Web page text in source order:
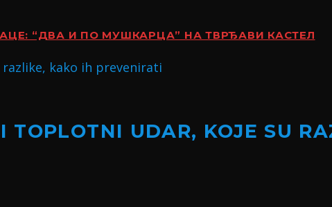
“ДВА И ПО МУШКАРЦА” НА ТВРЂАВИ КАСТЕЛ
TOPLOTNI UDAR, KOJE SU